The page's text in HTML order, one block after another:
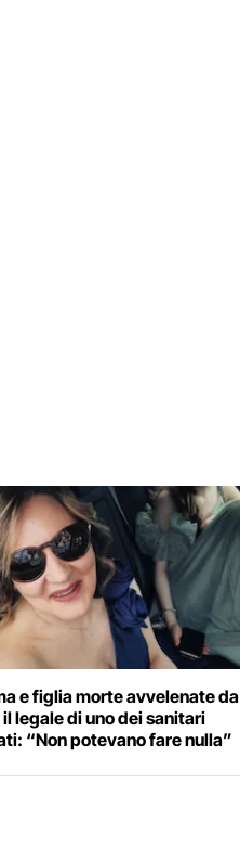
e figlia morte avvelenate da
legale di uno dei sanitari
“Non potevano fare nulla”